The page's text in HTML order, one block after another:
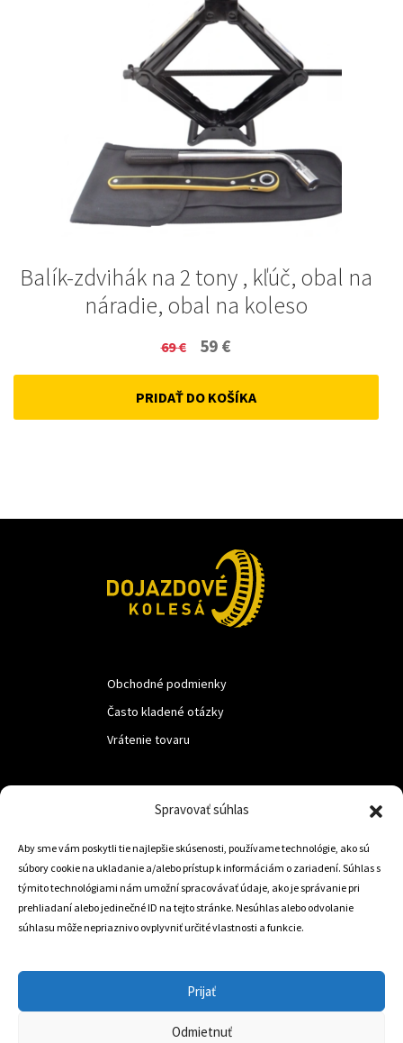
Spravovať súhlas
Aby sme vám poskytli tie najlepšie skúsenosti, používame technológie, ako sú
súbory cookie na ukladanie a/alebo prístup k informáciám o zariadení. Súhlas s
týmito technológiami nám umožní spracovávať údaje, ako je správanie pri
prehliadaní alebo jedinečné ID na tejto stránke. Nesúhlas alebo odvolanie
súhlasu môže nepriaznivo ovplyvniť určité vlastnosti a funkcie.
Prijať
Odmietnuť
Balík-zdvihák na 2 tony , kľúč, obal na
náradie, obal na koleso
69€
Original
price
was:
59 €
price
is:
PRIDAŤ DO KOŠÍKA
Obchodné podmienky
Často kladené otázky
Vrátenie tovaru
Trstená 02801
+421 905 806 234
Český Eshop